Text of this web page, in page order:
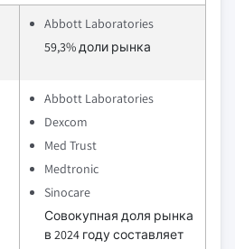
Abbott Laboratories
59,3% доли рынка
Abbott Laboratories
Dexcom
Med Trust
Medtronic
Sinocare
Совокупная доля рынка
в 2024 году составляет